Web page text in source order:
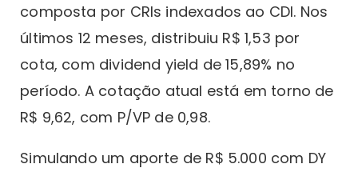
composta por CRIs indexados ao CDI. Nos
últimos 12 meses, distribuiu R$ 1,53 por
cota, com dividend yield de 15,89% no
período. A cotação atual está em torno de
R$ 9,62, com P/VP de 0,98.
Simulando um aporte de R$ 5.000 com DY